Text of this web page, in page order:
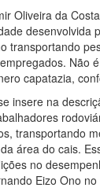
Oliveira da
transportando
Não
capatazia,
insere na
transportando
área do cais.
no
Eizo Ono